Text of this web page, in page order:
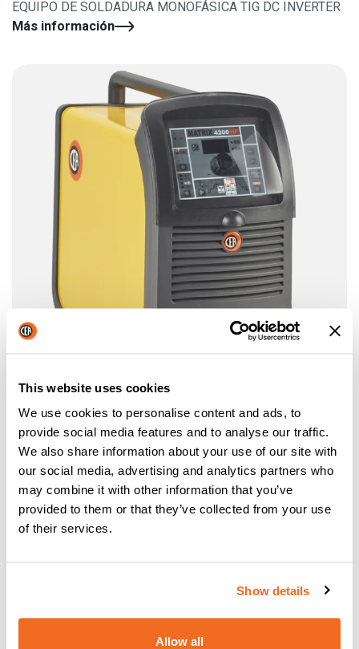
This website uses cookies
We use cookies to personalise content and ads, to
provide social media features and to analyse our traffic.
We also share information about your use of our site with
our social media, advertising and analytics partners who
may combine it with other information that you’ve
provided to them or that they’ve collected from your use
of their services.
Show details
Allow all
EQUIPO DE SOLDADURA MONOFÁSICA TIG DC INVERTER
Más información
MATRIX HF
EQUIPO DE SOLDADURA TIG DC INVERTER
Más información